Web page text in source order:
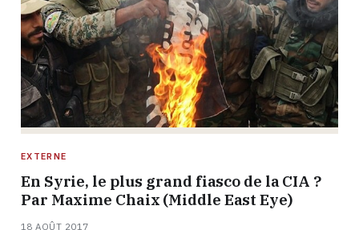
EXTERNE
En Syrie, le plus grand fiasco de la CIA ?
Par Maxime Chaix (Middle East Eye)
18 AOÛT 2017